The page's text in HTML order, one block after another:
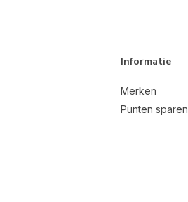
Informatie
Merken
Punten sparen